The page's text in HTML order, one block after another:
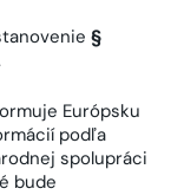
§
Európsku
podľa
spolupráci
bude